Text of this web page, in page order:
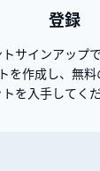
登録
サインアップ
を作成し、無
トを入手してくだ